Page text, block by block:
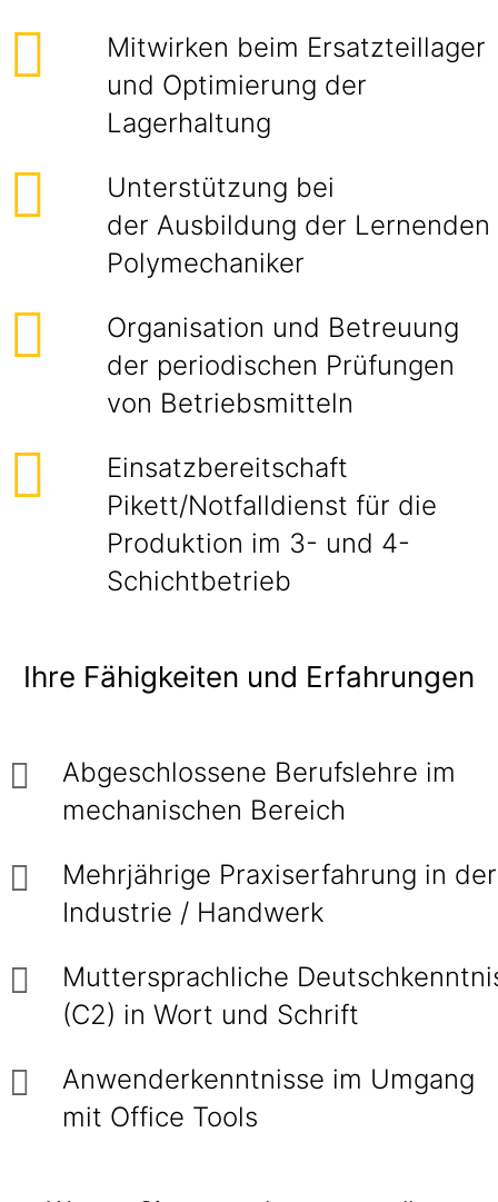
Mitwirken beim Ersatzteillager
und Optimierung der
Lagerhaltung
Unterstützung bei
der Ausbildung der Lernenden
Polymechaniker
Organisation und Betreuung
der periodischen Prüfungen
von Betriebsmitteln
Einsatzbereitschaft
Pikett/Notfalldienst für die
Produktion im 3- und 4-
Schichtbetrieb
Ihre Fähigkeiten und Erfahrungen
Abgeschlossene Berufslehre im
mechanischen Bereich
Mehrjährige Praxiserfahrung in der
Industrie / Handwerk
Muttersprachliche
(C2) in Wort und Schrift
Anwenderkenntnisse im Umgang
mit Office Tools